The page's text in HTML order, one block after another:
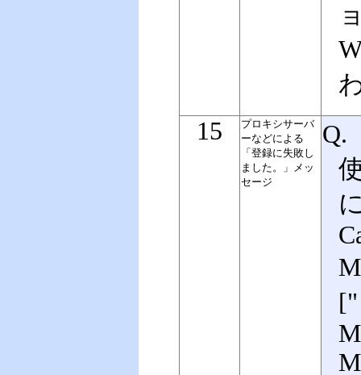
15
プロキシサーバ
ーなどによる
「登録に失敗し
ました。」メッ
セージ
Q.
["